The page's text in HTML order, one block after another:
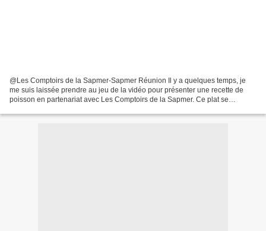
@Les Comptoirs de la Sapmer-Sapmer Réunion Il y a quelques temps, je
me suis laissée prendre au jeu de la vidéo pour présenter une recette de
poisson en partenariat avec Les Comptoirs de la Sapmer. Ce plat se